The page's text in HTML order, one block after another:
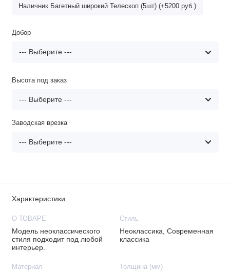
Наличник Багетный широкий Телескоп (5шт) (+5200 руб.)
Добор
Высота под заказ
Заводская врезка
Характеристики
О ТОВАРЕ
Модель неоклассического
стиля подходит под любой
интерьер.
Стиль
Неоклассика, Современная
классика
Материал Толщина (мм)